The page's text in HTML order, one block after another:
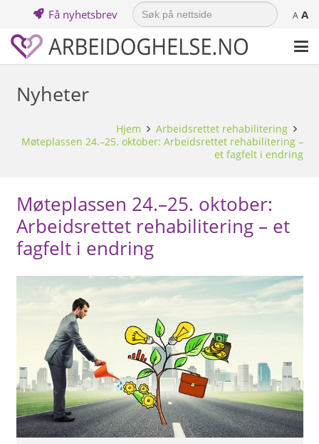
Få nyhetsbrev
Search
for: A A
Nyheter
Hjem
Arbeidsrettet rehabilitering
Møteplassen 24.–25. oktober: Arbeidsrettet rehabilitering –
et fagfelt i endring
Møteplassen 24.–25. oktober:
Arbeidsrettet rehabilitering – et
fagfelt i endring